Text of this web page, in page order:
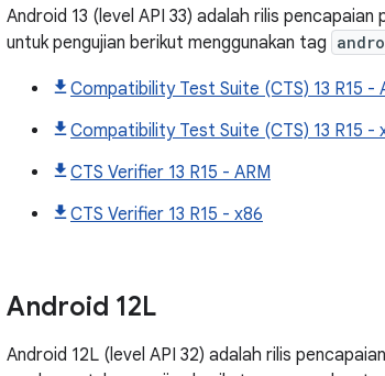
Android 13 (level API 33) adalah rilis
untuk pengujian berikut menggunakan tag
Compatibility Test Suite (CTS) 13 R15 -
Compatibility Test Suite (CTS) 13 R15 -
CTS Verifier 13 R15 - ARM
CTS Verifier 13 R15 - x86
Android 12L
Android 12L (level API 32) adalah rilis